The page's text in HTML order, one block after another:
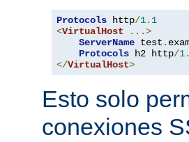
Protocols http/1.1
<VirtualHost
...>
ServerName test .
Protocols h2 http/
</VirtualHost>
Esto solo
conexiones